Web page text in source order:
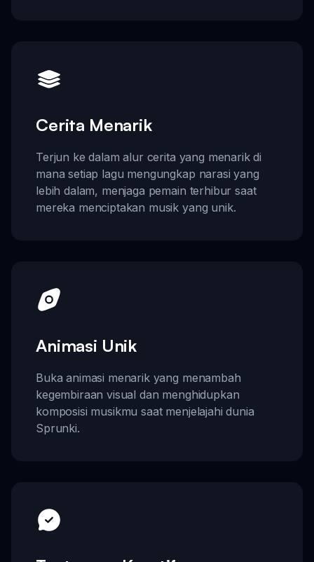
Cerita Menarik
Terjun ke dalam alur cerita yang menarik di
mana setiap lagu mengungkap narasi yang
lebih dalam, menjaga pemain terhibur saat
mereka menciptakan musik yang unik.
Animasi Unik
Buka animasi menarik yang menambah
kegembiraan visual dan menghidupkan
komposisi musikmu saat menjelajahi dunia
Sprunki.